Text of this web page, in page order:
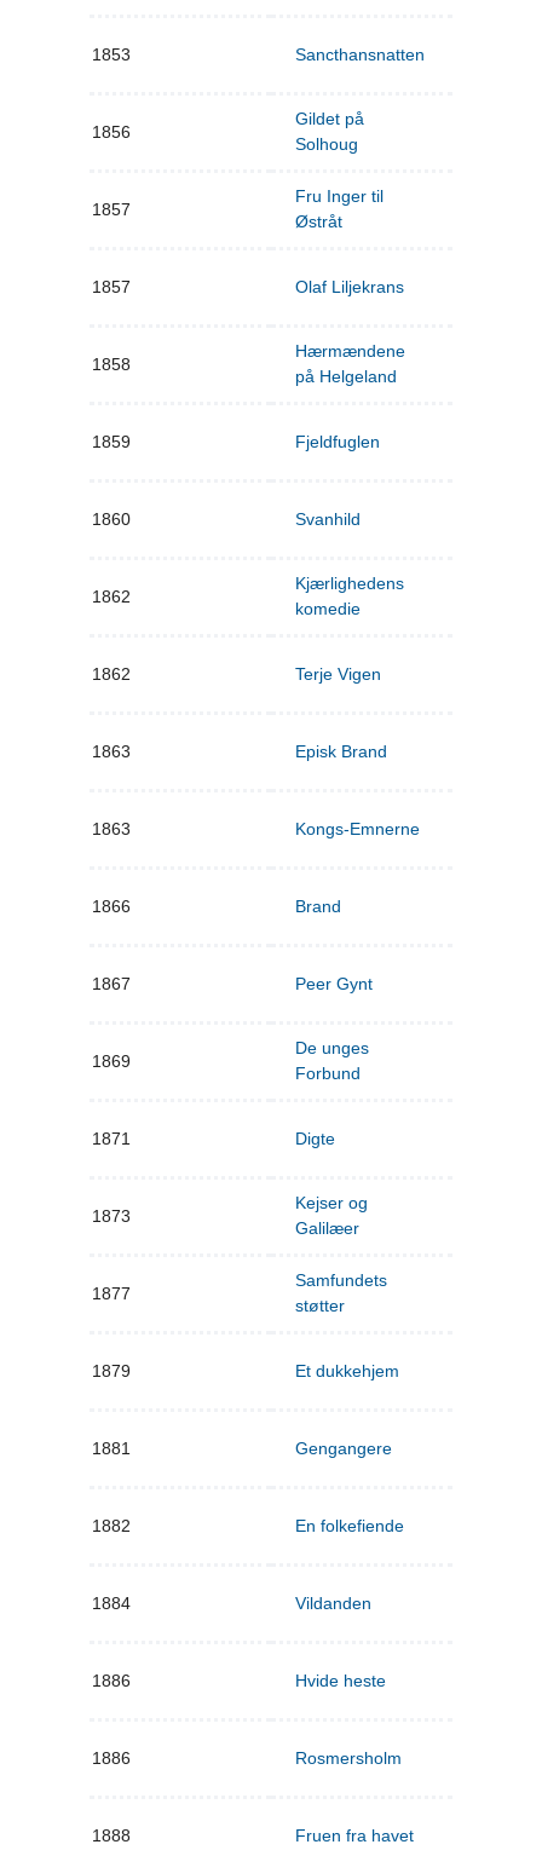
1853 Sancthansnatten
1856
Gildet på
Solhoug
1857
Fru Inger til
Østråt
1857 Olaf Liljekrans
1858
Hærmændene
på Helgeland
1859 Fjeldfuglen
1860 Svanhild
1862
Kjærlighedens
komedie
1862 Terje Vigen
1863 Episk Brand
1863 Kongs-Emnerne
1866 Brand
1867 Peer Gynt
1869
De unges
Forbund
1871 Digte
1873
Kejser og
Galilæer
1877
Samfundets
støtter
1879 Et dukkehjem
1881 Gengangere
1882 En folkefiende
1884 Vildanden
1886 Hvide heste
1886 Rosmersholm
1888 Fruen fra havet